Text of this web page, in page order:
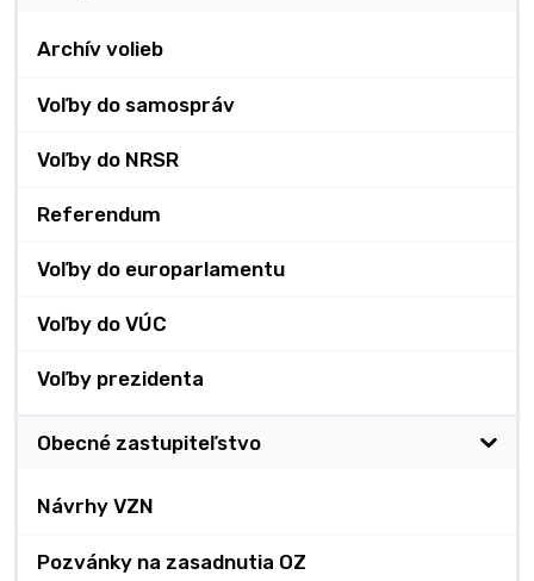
Archív volieb
Voľby do samospráv
Voľby do NRSR
Referendum
Voľby do europarlamentu
Voľby do VÚC
Voľby prezidenta
Obecné zastupiteľstvo
Návrhy VZN
Pozvánky na zasadnutia OZ